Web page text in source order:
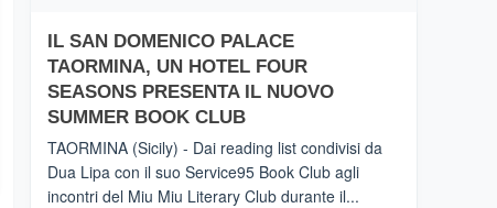
PIEDIMONTE
ETNEO
–
Meta
privilegiata
secondo
i
IL SAN DOMENICO PALACE
TAORMINA, UN HOTEL FOUR
SEASONS PRESENTA IL NUOVO
SUMMER BOOK CLUB
TAORMINA (Sicily) - Dai reading list condivisi da
Dua Lipa con il suo Service95 Book Club agli
incontri del Miu Miu Literary Club durante il...